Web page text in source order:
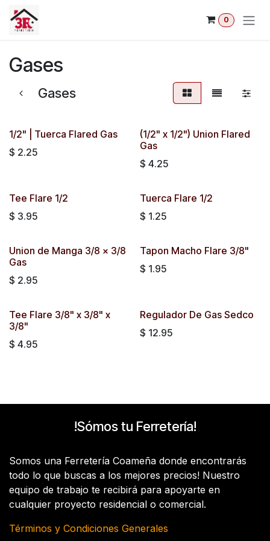
Ir al contenido
0
Gases
Gases
1/2" | Tuerca Flared Gas
$ 2.25
(1/2" x 1/2") Union Flared
Gas
$ 4.25
Tee Flare 1/2
$ 3.95
Tuerca Flare 1/2
$ 1.25
Union de Manga 3/8 x 3/8
Gas
$ 2.95
Tapon Macho Flare 3/8"
$ 1.95
Tee Flare 3/8" x 3/8" x
3/8"
$ 4.95
Regulador De Gas Sedco
$ 12.95
!Sómos tu Ferretería!
Somos una Ferretería Coameña donde encontrarás
todo lo que buscas a los mejores precios! Nuestro
equipo de trabajo te recibirá para apoyarte en
cualquier proyecto residencial o comercial.
Términos y Condiciones Generales